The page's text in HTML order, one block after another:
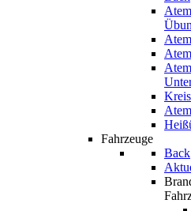
Fahrzeuge
Back